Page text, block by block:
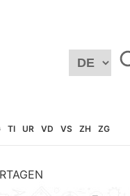
TI UR VD VS ZH ZG